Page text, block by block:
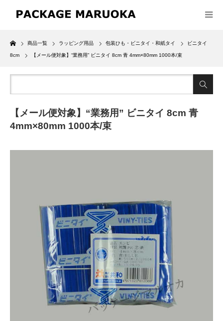
Home
商品一覧 ラッピング用品 包装ひも・ビニタイ・和紙タイ ビニタイ
8cm 【メール便対象】“業務用” ビニタイ 8cm 青 4mm×80mm 1000本/束
【メール便対象】“業務用” ビニタイ 8cm 青
4mm×80mm 1000本/束